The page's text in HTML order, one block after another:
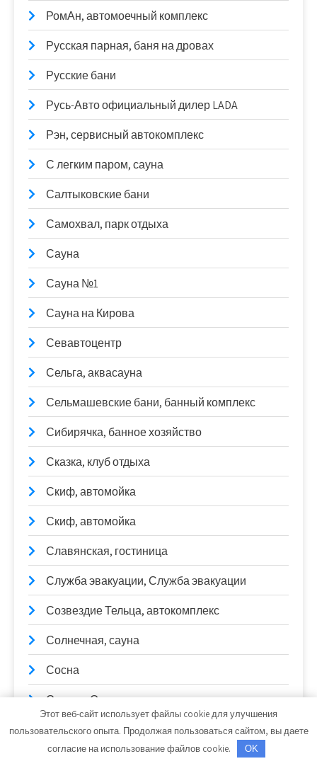
РомАн, автомоечный комплекс
Русская парная, баня на дровах
Русские бани
Русь-Авто официальный дилер LADA
Рэн, сервисный автокомплекс
С легким паром, сауна
Салтыковские бани
Самохвал, парк отдыха
Сауна
Сауна №1
Сауна на Кирова
Севавтоцентр
Сельга, аквасауна
Сельмашевские бани, банный комплекс
Сибирячка, банное хозяйство
Сказка, клуб отдыха
Скиф, автомойка
Скиф, автомойка
Славянская, гостиница
Служба эвакуации, Служба эвакуации
Созвездие Тельца, автокомплекс
Солнечная, сауна
Сосна
СтартерОк
Стиль, сауна
Этот веб-сайт использует файлы cookie для улучшения
пользовательского опыта. Продолжая пользоваться сайтом, вы даете
согласие на использование файлов cookie.
OK